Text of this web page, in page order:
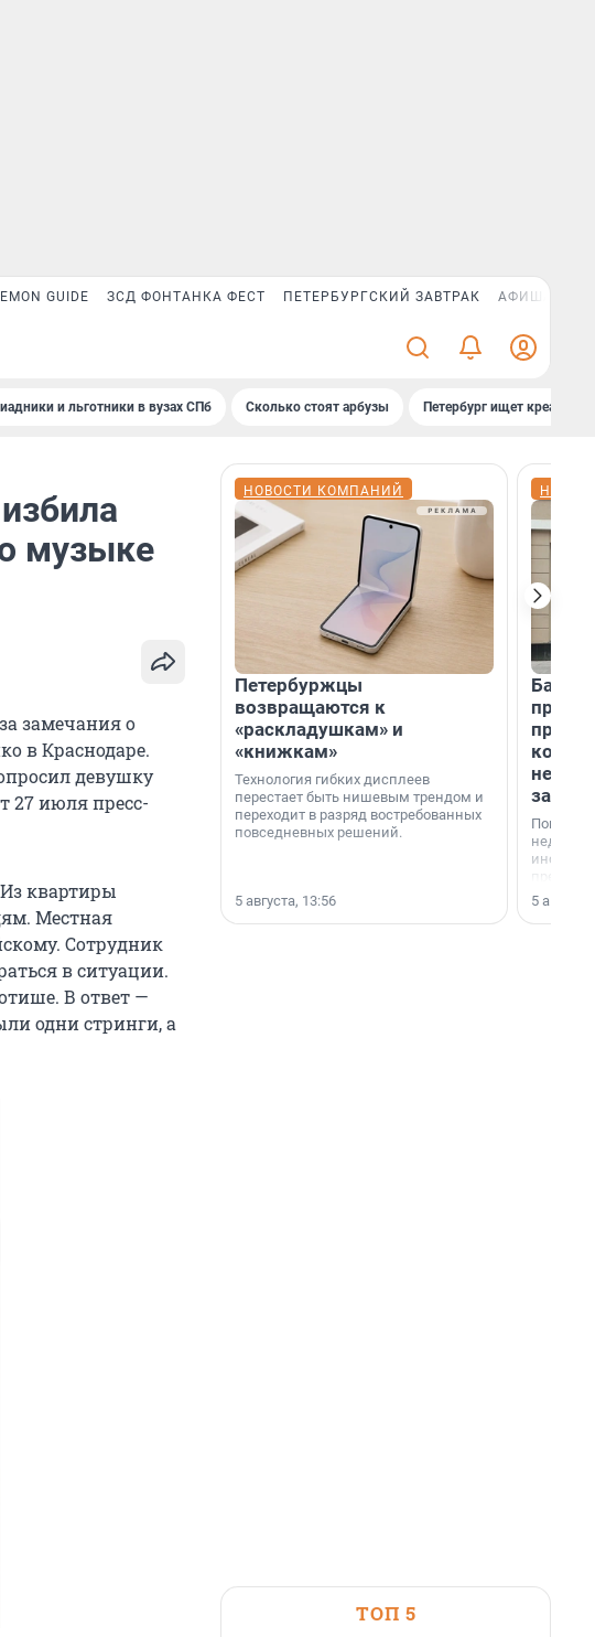
GUIDE ЗСД ФОНТАНКА ФЕСТ ПЕТЕРБУРГСКИЙ ЗАВТРАК АФИША PLUS
и льготники в вузах СПб Сколько стоят арбузы Петербург ищет креатив
музыке
замечания о
в Краснодаре.
девушку
27 июля пресс-
квартиры
Местная
Сотрудник
в ситуации.
В ответ —
одни стринги, а
НОВОСТИ КОМПАНИЙ
Петербуржцы
возвращаются к
«раскладушкам» и
«книжкам»
Технология гибких дисплеев
перестает быть нишевым трендом и
переходит в разряд востребованных
повседневных решений.
5 августа, 13:56
Банк
Покупка
офис,
успех
5
ТОП 5